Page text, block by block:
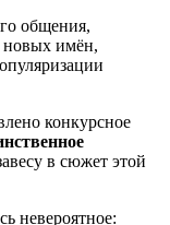
общения,
новых имён,
конкурсное
в сюжет этой
невероятное: